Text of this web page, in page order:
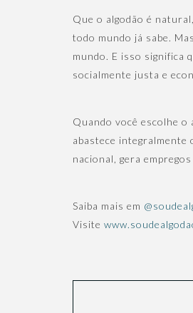
Que o algodão é
todo mundo já sabe.
mundo. E isso significa
socialmente justa e
Quando você escolhe o
abastece integralmente
nacional, gera
Saiba mais em
Visite